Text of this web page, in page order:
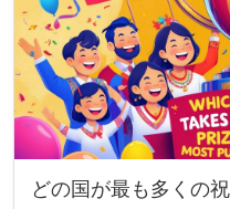
どの国が最も多くの